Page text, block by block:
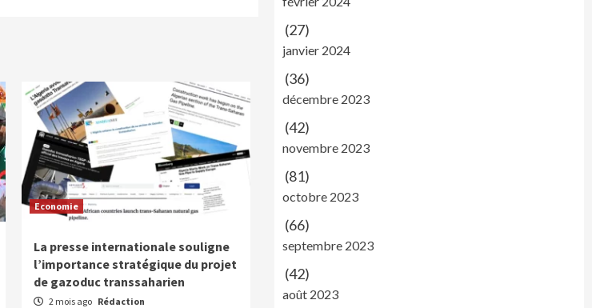
Economie
La presse internationale souligne
l’importance stratégique du projet
de gazoduc transsaharien
2 mois ago Rédaction
(27)
janvier 2024
(36)
décembre 2023
(42)
novembre 2023
(81)
octobre 2023
(66)
septembre 2023
(42)
août 2023